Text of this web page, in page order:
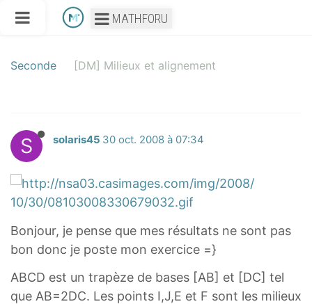
MATHFORU
Seconde [DM] Milieux et alignement
S solaris45 30 oct. 2008 à 07:34
Bonjour, je pense que mes résultats ne sont pas
bon donc je poste mon exercice =}
ABCD est un trapèze de bases [AB] et [DC] tel
que AB=2DC. Les points I,J,E et F sont les milieux